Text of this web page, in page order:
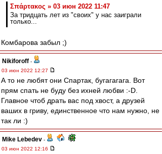
Σπάρτακος » 03 июн 2022 11:47
За тридцать лет из "своих" у нас заиграли
только...
Комбарова забыл ;)
Nikiforoff -
03 июн 2022 12:27
А то не любят они Спартак, бугагагага. Вот
прям спать не буду без ихней любви :-D.
Главное чтоб драть вас под хвост, а друзей
ваших в гриву, единственное что нам нужно, не
так ли :)
Mike Lebedev -
03 июн 2022 12:16